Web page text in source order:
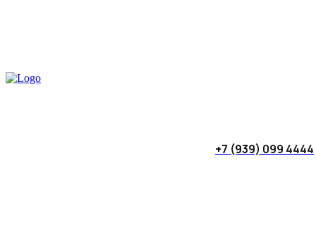
+7 (939) 099 4444